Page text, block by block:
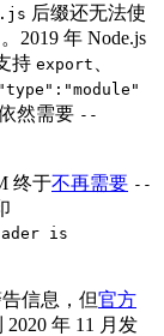
.js 后缀还无法使
。2019 年 Node.js
持 export
"type":"module"
然需要 --
终于不再需要 --
is
信息，但官方
2020 年 11 月发